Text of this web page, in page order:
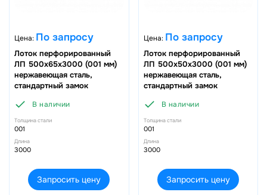
Цена: По запросу
Лоток перфорированный
ЛП 500х65х3000 (001 мм)
нержавеющая сталь,
стандартный замок
В наличии
Толщина стали
001
Длина
3000
Запросить цену
Цена: По запросу
Лоток перфорированный
ЛП 500х50х3000 (001 мм)
нержавеющая сталь,
стандартный замок
В наличии
Толщина стали
001
Длина
3000
Запросить цену